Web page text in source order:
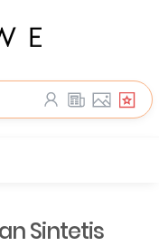
Sintetis